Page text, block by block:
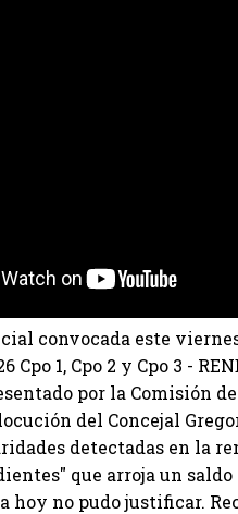
convocada este
Cpo 1, Cpo 2 y Cpo 3 -
por la Comisión
del Concejal
detectadas en la
que arroja un
hoy no pudo justificar.